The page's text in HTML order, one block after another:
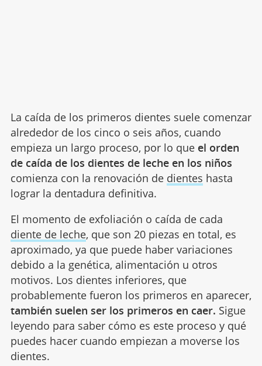
La caída de los primeros dientes suele comenzar
alrededor de los cinco o seis años, cuando
empieza un largo proceso, por lo que el orden
de caída de los dientes de leche en los niños
comienza con la renovación de dientes hasta
lograr la dentadura definitiva.
El momento de exfoliación o caída de cada
diente de leche, que son 20 piezas en total, es
aproximado, ya que puede haber variaciones
debido a la genética, alimentación u otros
motivos. Los dientes inferiores, que
probablemente fueron los primeros en aparecer,
también suelen ser los primeros en caer. Sigue
leyendo para saber cómo es este proceso y qué
puedes hacer cuando empiezan a moverse los
dientes.